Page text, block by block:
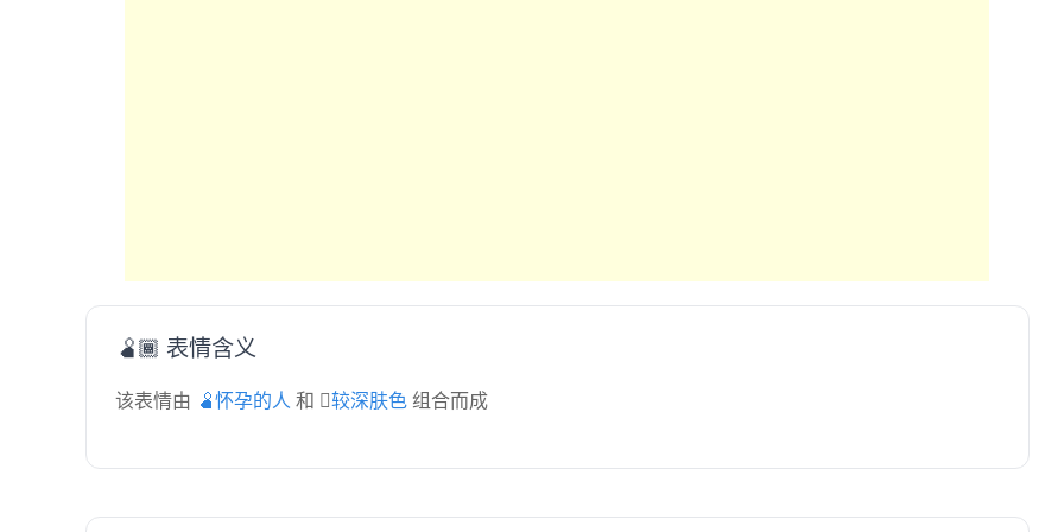
🫄🏾 表情含义
该表情由 🫄怀孕的人 和🏾较深肤色 组合而成